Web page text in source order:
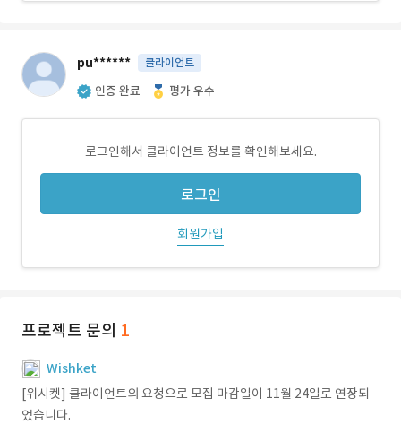
pu****** 클라이언트
인증 완료 평가 우수
로그인해서 클라이언트 정보를 확인해보세요.
로그인
회원가입
프로젝트 문의 1
Wishket
[위시켓] 클라이언트의 요청으로 모집 마감일이 11월 24일로 연장되
었습니다.